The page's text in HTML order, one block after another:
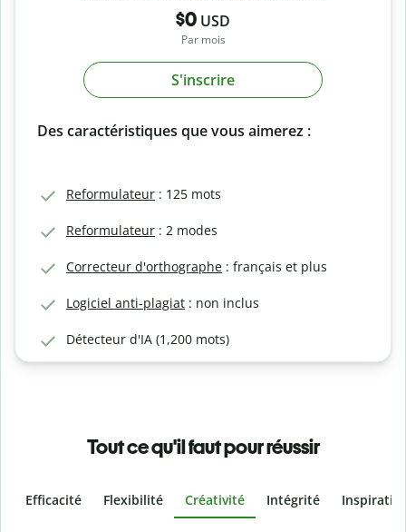
$0 USD
Par mois
S'inscrire
Des caractéristiques que vous aimerez :
Reformulateur : 125 mots
Reformulateur : 2 modes
Correcteur d'orthographe : français et plus
Logiciel anti-plagiat : non inclus
Détecteur d'IA (1,200 mots)
Tout ce qu'il faut pour réussir
Efficacité Flexibilité Créativité Intégrité